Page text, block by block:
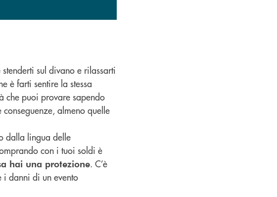
sul divano e rilassarti
è farti sentire la stessa
che puoi provare sapendo
almeno quelle
dalla lingua delle
con i tuoi soldi è
hai una protezione. C’è
i danni di un evento